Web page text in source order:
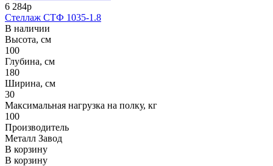
6 284р
Стеллаж СТФ 1035-1.8
В наличии
Высота, см
100
Глубина, см
180
Ширина, см
30
Максимальная нагрузка на полку, кг
100
Производитель
Металл Завод
В корзину
В корзину